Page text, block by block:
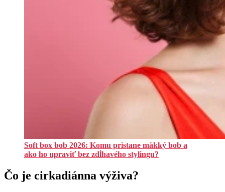
Soft box bob 2026: Komu pristane mäkký bob a
ako ho upraviť bez zdĺhavého stylingu?
Čo je cirkadiánna výživa?